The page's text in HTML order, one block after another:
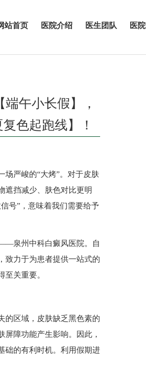
站首页 医院介绍 医生团队 医
端午小长假】，
色起跑线】！
严峻的“大烤”。对于皮肤
挡减少、肤色对比更明
号”，意味着我们需要给予
泉州中科白癜风医院。自
致力于为患者提供一站式的
关重要。
区域，皮肤缺乏黑色素的
障功能产生影响。因此，
础的有利时机。利用假期进